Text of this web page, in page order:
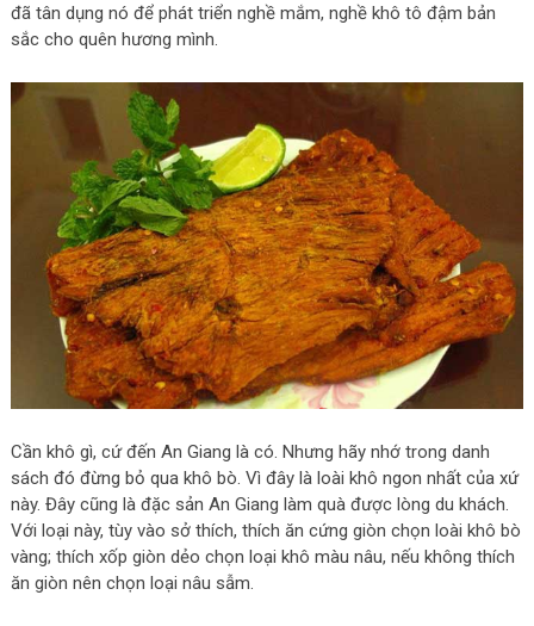
đã tân dụng nó để phát triển nghề mắm, nghề khô tô đậm bản
sắc cho quên hương mình.
Cần khô gì, cứ đến An Giang là có. Nhưng hãy nhớ trong danh
sách đó đừng bỏ qua khô bò. Vì đây là loài khô ngon nhất của xứ
này. Đây cũng là đặc sản An Giang làm quà được lòng du khách.
Với loại này, tùy vào sở thích, thích ăn cứng giòn chọn loài khô bò
vàng; thích xốp giòn dẻo chọn loại khô màu nâu, nếu không thích
ăn giòn nên chọn loại nâu sẫm.